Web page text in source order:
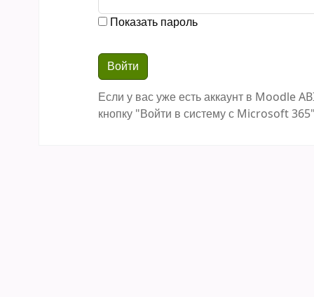
Показать пароль
Если у вас уже есть аккаунт в Moodle
кнопку "Войти в систему с Microsoft